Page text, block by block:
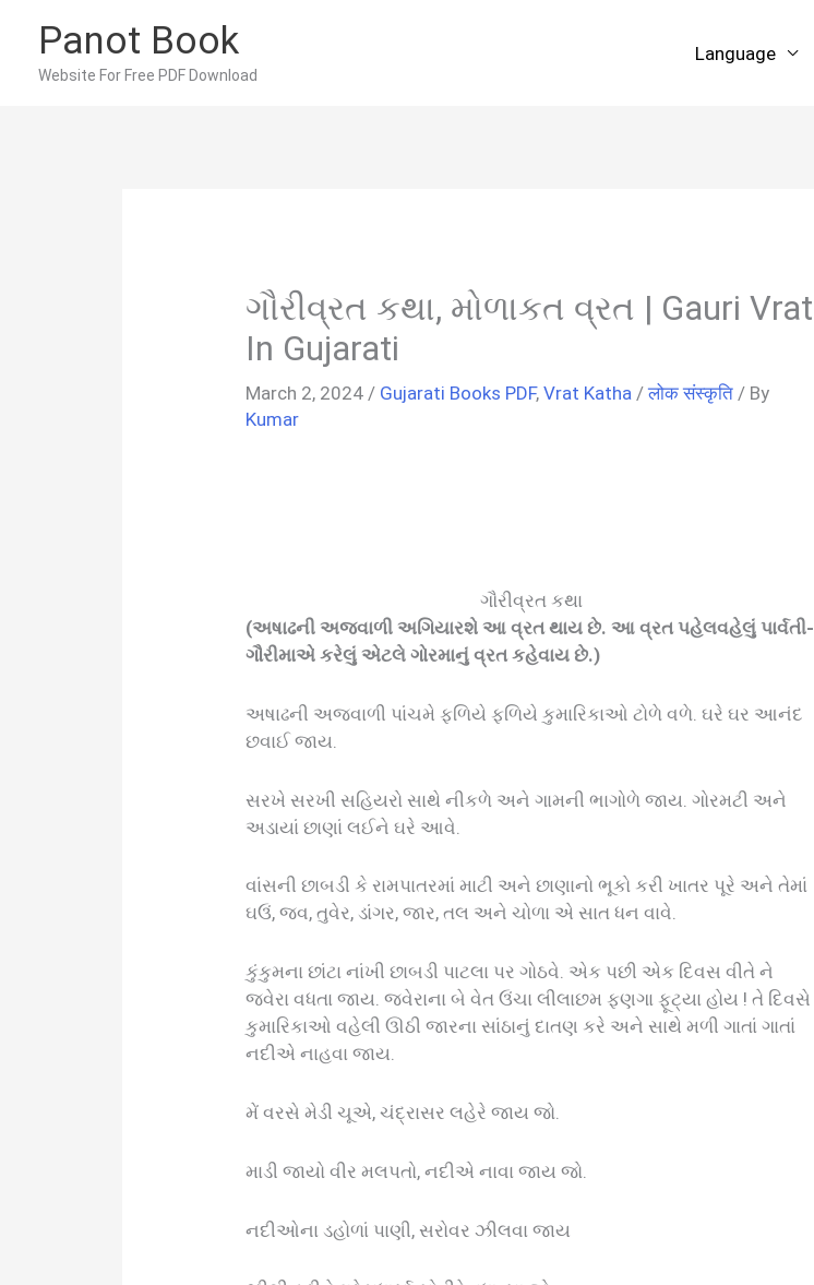
content
Panot Book
Website For Free PDF Download
Language
ગૌરીવ્રત કથા, મોળાકત વ્રત | Gauri Vrat
In Gujarati
March 2, 2024 / Gujarati Books PDF,Vrat Katha /लोक संस्कृति / By
Kumar
ગૌરીવ્રત કથા
(અષાઢની અજવાળી અગિયારશે આ વ્રત થાય છે. આ વ્રત પહેલવહેલું પાર્વતી-
ગૌરીમાએ કરેલું એટલે ગોરમાનું વ્રત કહેવાય છે.)
અષાઢની અજવાળી પાંચમે ફળિયે ફળિયે કુમારિકાઓ ટોળે વળે. ઘરે ઘર આનંદ
છવાઈ જાય.
સરખે સરખી સહિયરો સાથે નીકળે અને ગામની ભાગોળે જાય. ગોરમટી અને
અડાયાં છાણાં લઈને ઘરે આવે.
વાંસની છાબડી કે રામપાતરમાં માટી અને છાણાનો ભૂકો કરી ખાતર પૂરે અને તેમાં
ઘઉં, જવ, તુવેર, ડાંગર, જાર, તલ અને ચોળા એ સાત ધન વાવે.
કુંકુમના છાંટા નાંખી છાબડી પાટલા પર ગોઠવે. એક પછી એક દિવસ વીતે ને
જવેરા વધતા જાય. જવેરાના બે વેત ઉંચા લીલાછમ ફણગા ફૂટ્યા હોય ! તે દિવસે
કુમારિકાઓ વહેલી ઊઠી જારના સાંઠાનું દાતણ કરે અને સાથે મળી ગાતાં ગાતાં
નદીએ નાહવા જાય.
મેં વરસે મેડી ચૂએ, ચંદ્રાસર લહેરે જાય જો.
માડી જાયો વીર મલપતો, નદીએ નાવા જાય જો.
નદીઓના ડહોળાં પાણી, સરોવર ઝીલવા જાય